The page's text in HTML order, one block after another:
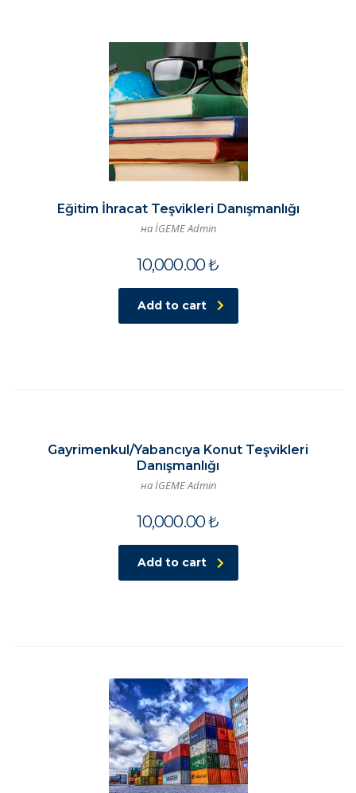
Eğitim İhracat Teşvikleri Danışmanlığı
на İGEME Admin
10,000.00₺
Add to cart
Gayrimenkul/Yabancıya Konut Teşvikleri
Danışmanlığı
на İGEME Admin
10,000.00₺
Add to cart